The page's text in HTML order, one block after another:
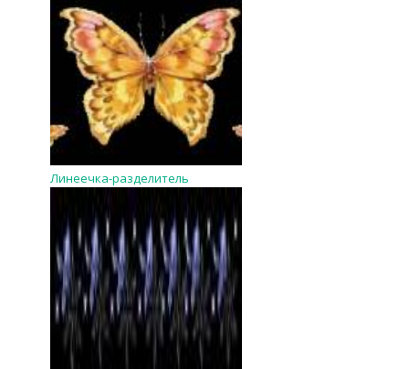
Линеечка-разделитель